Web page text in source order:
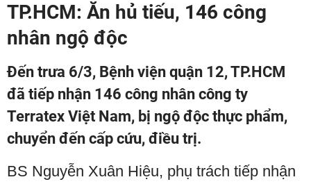
TP.HCM: Ăn hủ tiếu, 146 công
nhân ngộ độc
Đến trưa 6/3, Bệnh viện quận 12, TP.HCM
đã tiếp nhận 146 công nhân công ty
Terratex Việt Nam, bị ngộ độc thực phẩm,
chuyển đến cấp cứu, điều trị.
BS Nguyễn Xuân Hiệu, phụ trách tiếp nhận